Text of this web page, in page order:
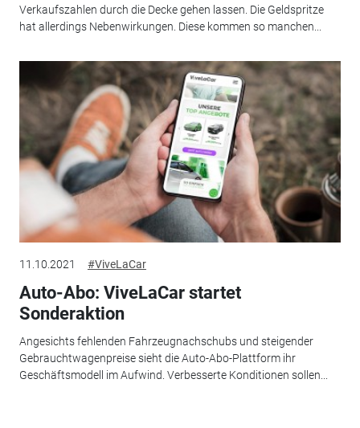
Verkaufszahlen durch die Decke gehen lassen. Die Geldspritze
hat allerdings Nebenwirkungen. Diese kommen so manchen...
11.10.2021 #ViveLaCar
Auto-Abo: ViveLaCar startet
Sonderaktion
Angesichts fehlenden Fahrzeugnachschubs und steigender
Gebrauchtwagenpreise sieht die Auto-Abo-Plattform ihr
Geschäftsmodell im Aufwind. Verbesserte Konditionen sollen...